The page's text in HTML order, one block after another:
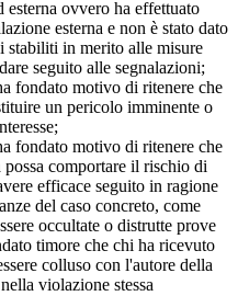
esterna ovvero ha effettuato
esterna e non è stato dato
stabiliti in merito alle misure
seguito alle segnalazioni;
fondato motivo di ritenere che
un pericolo imminente o
fondato motivo di ritenere che
possa comportare il rischio di
efficace seguito in ragione
del caso concreto, come
occultate o distrutte prove
timore che chi ha ricevuto
colluso con l'autore della
violazione stessa